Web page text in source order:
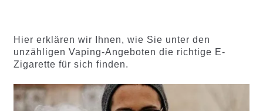
d auf
Kundenb
ewertung
auf
Kundenb
Hier erklären wir Ihnen, wie Sie unter den
unzähligen Vaping-Angeboten die richtige E-
Zigarette für sich finden.